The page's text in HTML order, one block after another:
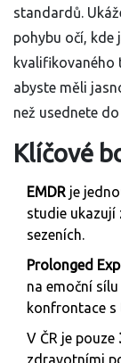
standardů.
pohybu očí, kde
kvalifikovaného
abyste měli
než usednete
Klíčové
EMDR je
studie ukazují
sezeních.
Prolonged
na emoční
konfrontace
V ČR je pouze
zdravotními